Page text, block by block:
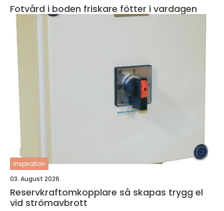
Fotvård i boden friskare fötter i vardagen
inspiration
03. August 2026
Reservkraftomkopplare så skapas trygg el
vid strömavbrott